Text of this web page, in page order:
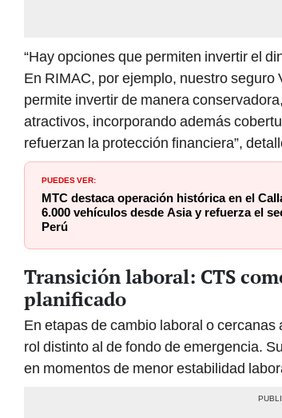
“Hay opciones que permiten invertir el
En RIMAC, por ejemplo, nuestro
permite invertir de manera
atractivos, incorporando además
refuerzan la protección financiera”,
PUEDES VER:
MTC destaca operación histórica en el
6.000 vehículos desde Asia y refuerza el
Perú
Transición laboral: CTS
planificado
En etapas de cambio laboral o
rol distinto al de fondo de emergencia.
en momentos de menor estabilidad